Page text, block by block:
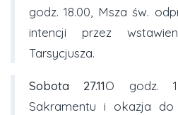
godz. 18.00, Msza św.
intencji przez
Tarsycjusza.
Sobota 27.11O godz.
Sakramentu i okazja